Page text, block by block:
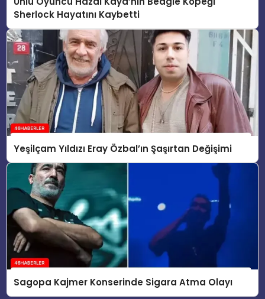
Sherlock Hayatını Kaybetti
Yeşilçam Yıldızı Eray Özbal’ın Şaşırtan Değişimi
Sagopa Kajmer Konserinde Sigara Atma Olayı